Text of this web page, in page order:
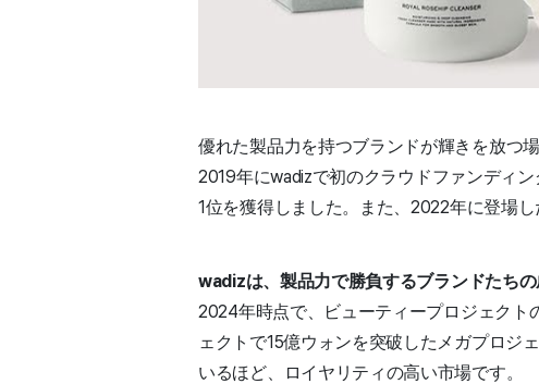
優れた製品力を持つブランドが輝きを放つ
2019年にwadizで初のクラウドファンディ
1位を獲得しました。また、2022年に登場
wadizは、製品力で勝負するブランドたちの
2024年時点で、ビューティープロジェクト
ェクトで15億ウォンを突破したメガプロジ
いるほど、ロイヤリティの高い市場です。